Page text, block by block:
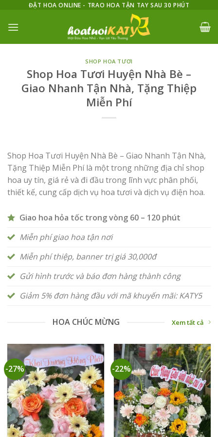
content
ĐẶT HOA ONLINE - TRAO HOA TẬN TAY SAU 30 PHÚT
SHOP HOA TƯƠI
Shop Hoa Tươi Huyện Nhà Bè –
Giao Nhanh Tận Nhà, Tặng Thiệp
Miễn Phí
Shop Hoa Tươi Huyện Nhà Bè – Giao Nhanh Tận Nhà,
Tặng Thiệp Miễn Phí là một trong những địa chỉ shop
hoa uy tín, giá rẻ và đi đầu trong lĩnh vực phân phối,
thiết kế, cung cấp dịch vụ hoa tươi và dịch vụ điện hoa.
Giao hoa hỏa tốc trong vòng 60 – 120 phút
Miễn phí giao hoa tận nơi
Miễn phí thiệp, banner trị giá 30,000đ
Gửi hình trước và báo đơn hàng thành công
Giảm 5% đơn hàng đầu với mã khuyến mãi: KATY5
HOA CHÚC MỪNG Xem tất cả
-27% -22%